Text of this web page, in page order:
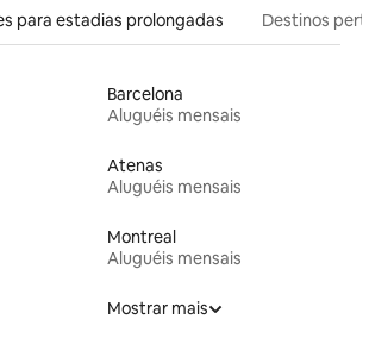
para estadias prolongadas Destinos
Barcelona
Aluguéis mensais
Atenas
Aluguéis mensais
Montreal
Aluguéis mensais
Mostrar mais